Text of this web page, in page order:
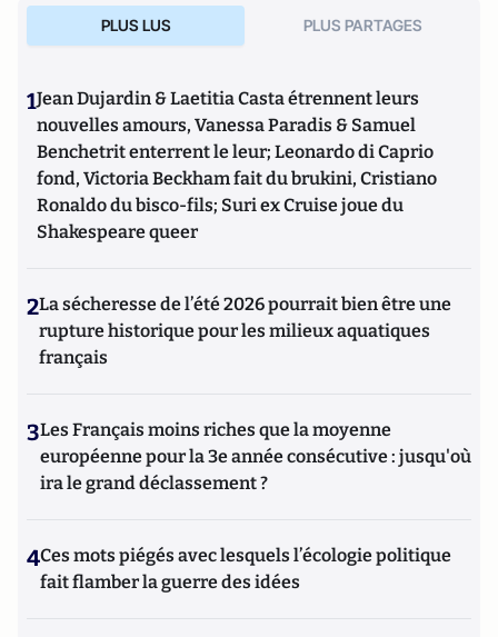
PLUS LUS PLUS PARTAGES
1Jean Dujardin & Laetitia Casta étrennent leurs
nouvelles amours, Vanessa Paradis & Samuel
Benchetrit enterrent le leur; Leonardo di Caprio
fond, Victoria Beckham fait du brukini, Cristiano
Ronaldo du bisco-fils; Suri ex Cruise joue du
Shakespeare queer
2La sécheresse de l’été 2026 pourrait bien être une
rupture historique pour les milieux aquatiques
français
3Les Français moins riches que la moyenne
européenne pour la 3e année consécutive : jusqu'où
ira le grand déclassement ?
4Ces mots piégés avec lesquels l’écologie politique
fait flamber la guerre des idées